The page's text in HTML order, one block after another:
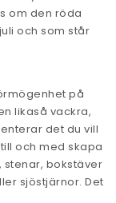
om den röda
och som står
på
likaså vackra,
det du vill
och med skapa
stenar, bokstäver
sjöstjärnor. Det